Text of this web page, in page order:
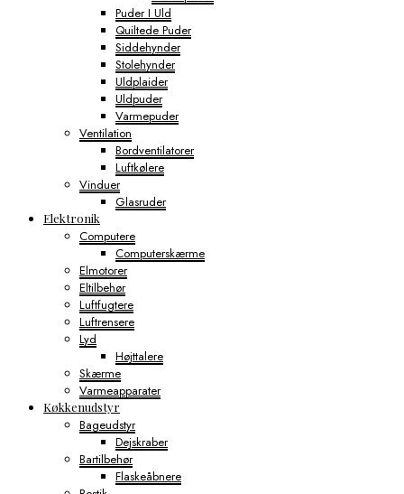
Puder I Uld
Quiltede Puder
Siddehynder
Stolehynder
Uldplaider
Uldpuder
Varmepuder
Ventilation
Bordventilatorer
Luftkølere
Vinduer
Glasruder
Elektronik
Computere
Computerskærme
Elmotorer
Eltilbehør
Luftfugtere
Luftrensere
Lyd
Højttalere
Skærme
Varmeapparater
Køkkenudstyr
Bageudstyr
Dejskraber
Bartilbehør
Flaskeåbnere